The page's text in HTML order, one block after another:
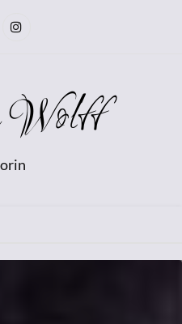
Wolff